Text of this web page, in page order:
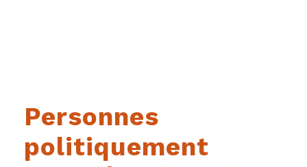
Personnes
politiquement